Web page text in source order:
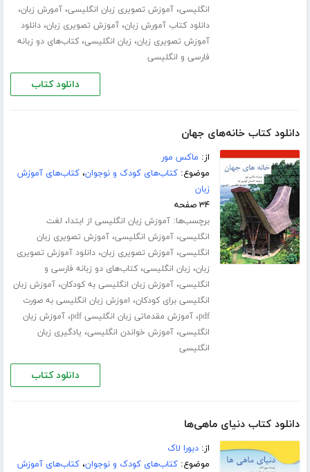
انگلیسی،آموزش تصویری زبان انگلیسی،آمورش زبان،
دانلود کتاب آمورش زبان،آموزش تصویری زبان،دانلود
آموزش تصویری زبان، زبان انگلیسی،کتاب‌های دو زبانه
فارسی و انگلیسی
دانلود کتاب
دانلود کتاب خانه‌های جهان
از: ماکس مور
موضوع:کتاب‌های کودک و نوجوان،کتاب‌های آموزش
زبان
۳۴ صفحه
برچسب‌ها:آموزش زبان انگلیسی از ابتدا، لغت
انگلیسی،آموزش انگلیسی،آموزش تصویری زبان
انگلیسی،آموزش تصویری زبان،دانلود آموزش تصویری
زبان، زبان انگلیسی،کتاب‌های دو زبانه فارسی و
انگلیسی،آموزش زبان انگلیسی به کودکان،آموزش زبان
انگلیسی برای کودکان، اموزش زبان انگلیسی به صورت
pdf،آموزش مقدماتی زبان انگلیسی pdf ،آموزش زبان
انگلیسی،آموزش خواندن انگلیسی، یادگیری زبان
انگلیسی
دانلود کتاب
دانلود کتاب دنیای ماهی‌ها
از:دبورا لاک
موضوع:کتاب‌های کودک و نوجوان،کتاب‌های آموزش